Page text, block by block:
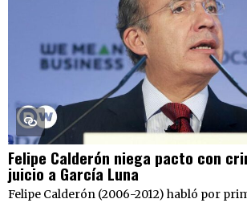
Felipe Calderón niega pacto con
juicio a García Luna
Felipe Calderón (2006-2012) habló por